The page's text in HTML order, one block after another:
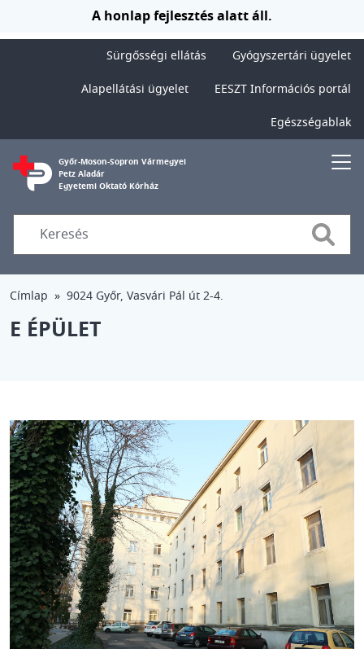
Ugrás a tartalomraA honlap fejlesztés alatt áll.
Sürgősségi ellátás
Gyógyszertári ügyelet
Alapellátási ügyelet
EESZT Információs portál
Egészségablak
Győr-Moson-Sopron Vármegyei
Petz Aladár
Egyetemi Oktató Kórház
Search
Címlap 9024 Győr, Vasvári Pál út 2-4.
E ÉPÜLET